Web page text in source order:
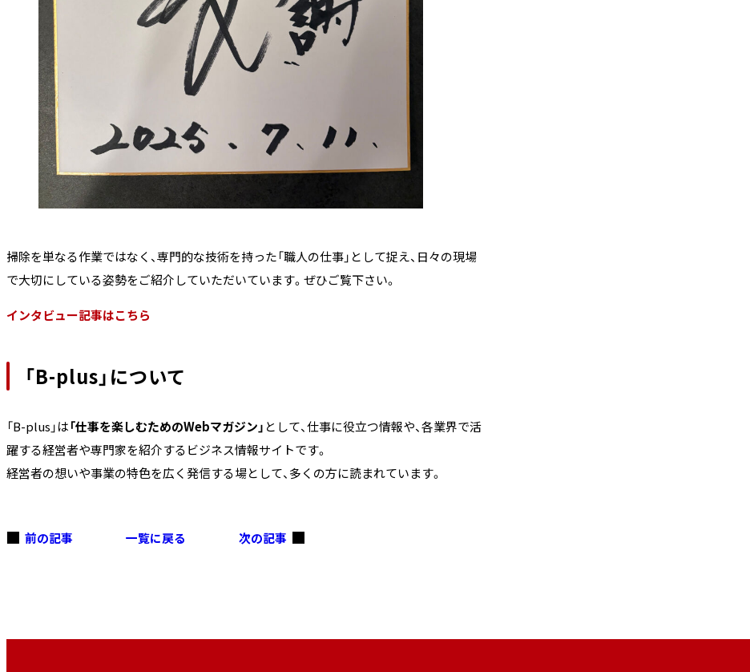
掃除を単なる作業ではなく、専門的な技術を持った「職人の仕事」として捉え、日々の現場
で大切にしている姿勢をご紹介していただいています。ぜひご覧下さい。
インタビュー記事はこちら
「B-plus」について
「B-plus」は「仕事を楽しむためのWebマガジン」 として、仕事に役立つ情報や、各業界で活
躍する経営者や専門家を紹介するビジネス情報サイトです。
経営者の想いや事業の特色を広く発信する場として、多くの方に読まれています。
前の記事 一覧に戻る 次の記事